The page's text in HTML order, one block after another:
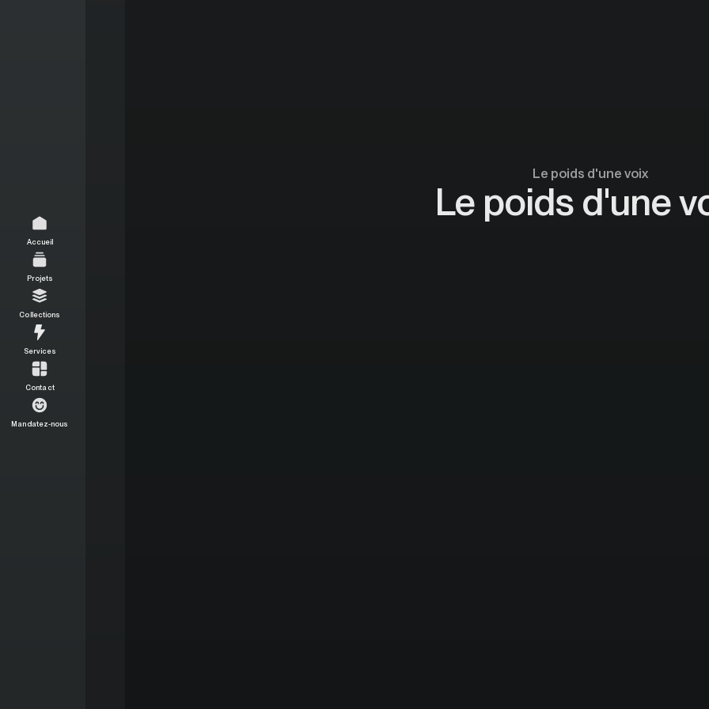
Accueil
Projets
Collections
Services
Contact
Mandatez-nous
Le poids d'une voix
Le poids d'une